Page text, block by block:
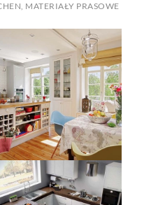
MATERIAŁY PRASOWE